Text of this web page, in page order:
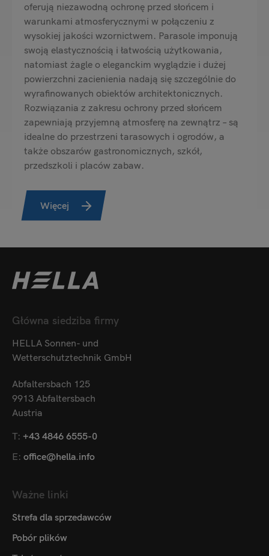
oferują niezawodną ochronę przed słońcem i
warunkami atmosferycznymi w połączeniu z
wysokiej jakości wzornictwem. Parasole imponują
swoją elastycznością i łatwością użytkowania,
natomiast żagle o eleganckim wyglądzie i dużej
powierzchni zacienienia nadają się szczególnie do
wyrafinowanych obiektów architektonicznych.
Rozwiązania z zakresu ochrony przed słońcem
zapewniają przyjemną atmosferę na zewnątrz – są
idealne do przestrzeni tarasowych i ogrodów, a
także obszarów gastronomicznych, szkół,
przedszkoli i placów zabaw.
Więcej
Główna siedziba firmy
HELLA Sonnen- und
Wetterschutztechnik GmbH
Abfaltersbach 125
9913 Abfaltersbach
Austria
T: +43 4846 6555-0
E: office@hella.info
Ważne linki
Strefa dla sprzedawców
Pobór plików